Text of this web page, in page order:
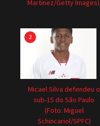
Martinez/Getty Images)
2
Micael Silva defendeu o
sub-15 do São Paulo
(Foto: Miguel
Schincariol/SPFC)